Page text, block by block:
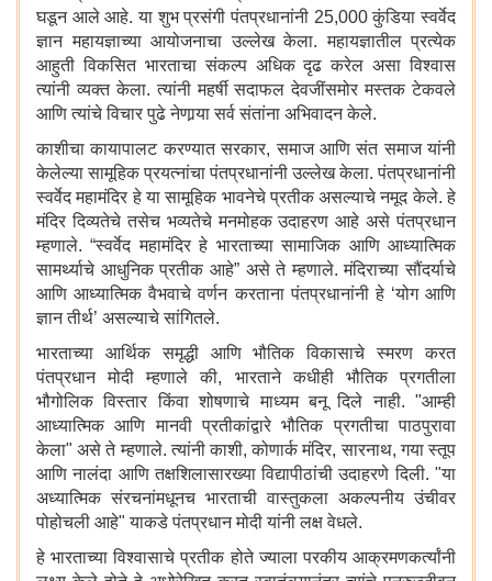
घडून आले आहे. या शुभ प्रसंगी पंतप्रधानांनी 25,000 कुंडिया स्वर्वेद
ज्ञान महायज्ञाच्या आयोजनाचा उल्लेख केला. महायज्ञातील प्रत्येक
आहुती विकसित भारताचा संकल्प अधिक दृढ करेल असा विश्वास
त्यांनी व्यक्त केला. त्यांनी महर्षी सदाफल देवजींसमोर मस्तक टेकवले
आणि त्यांचे विचार पुढे नेणार्‍या सर्व संतांना अभिवादन केले.
काशीचा कायापालट करण्यात सरकार, समाज आणि संत समाज यांनी
केलेल्या सामूहिक प्रयत्नांचा पंतप्रधानांनी उल्लेख केला. पंतप्रधानांनी
स्वर्वेद महामंदिर हे या सामूहिक भावनेचे प्रतीक असल्याचे नमूद केले. हे
मंदिर दिव्यतेचे तसेच भव्यतेचे मनमोहक उदाहरण आहे असे पंतप्रधान
म्हणाले. “स्वर्वेद महामंदिर हे भारताच्या सामाजिक आणि आध्यात्मिक
सामर्थ्याचे आधुनिक प्रतीक आहे” असे ते म्हणाले. मंदिराच्या सौंदर्याचे
आणि आध्यात्मिक वैभवाचे वर्णन करताना पंतप्रधानांनी हे ‘योग आणि
ज्ञान तीर्थ’ असल्याचे सांगितले.
भारताच्या आर्थिक समृद्धी आणि भौतिक विकासाचे स्मरण करत
पंतप्रधान मोदी म्हणाले की, भारताने कधीही भौतिक प्रगतीला
भौगोलिक विस्तार किंवा शोषणाचे माध्यम बनू दिले नाही. "आम्ही
आध्यात्मिक आणि मानवी प्रतीकांद्वारे भौतिक प्रगतीचा पाठपुरावा
केला" असे ते म्हणाले. त्यांनी काशी, कोणार्क मंदिर, सारनाथ, गया स्तूप
आणि नालंदा आणि तक्षशिलासारख्या विद्यापीठांची उदाहरणे दिली. "या
अध्यात्मिक संरचनांमधूनच भारताची वास्तुकला अकल्पनीय उंचीवर
पोहोचली आहे" याकडे पंतप्रधान मोदी यांनी लक्ष वेधले.
हे भारताच्या विश्वासाचे प्रतीक होते ज्याला परकीय आक्रमणकर्त्यांनी